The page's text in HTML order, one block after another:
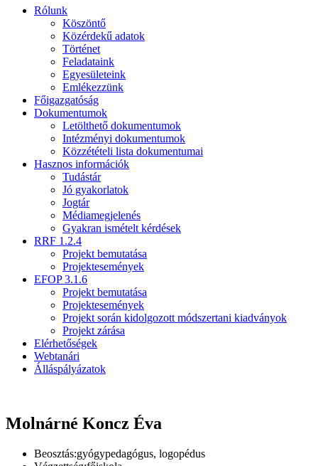
Rólunk
Köszöntő
Közérdekű adatok
Történet
Feladataink
Egyesületeink
Emlékezzünk
Főigazgatóság
Dokumentumok
Letölthető dokumentumok
Intézményi dokumentumok
Közzétételi lista dokumentumai
Hasznos információk
Tudástár
Jó gyakorlatok
Jogtár
Médiamegjelenés
Gyakran ismételt kérdések
RRF 1.2.4
Projekt bemutatása
Projektesemények
EFOP 3.1.6
Projekt bemutatása
Projektesemények
Projekt során kidolgozott módszertani kiadványok
Projekt zárása
Elérhetőségek
Webtanári
Álláspályázatok
Molnárné Koncz Éva
Beosztás:gyógypedagógus, logopédus